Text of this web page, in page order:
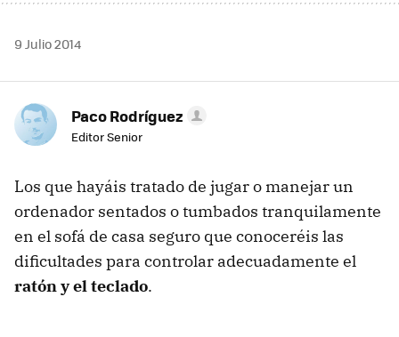
9 Julio 2014
Paco Rodríguez
Editor Senior
Los que hayáis tratado de jugar o manejar un
ordenador sentados o tumbados tranquilamente
en el sofá de casa seguro que conoceréis las
dificultades para controlar adecuadamente el
ratón y el teclado.